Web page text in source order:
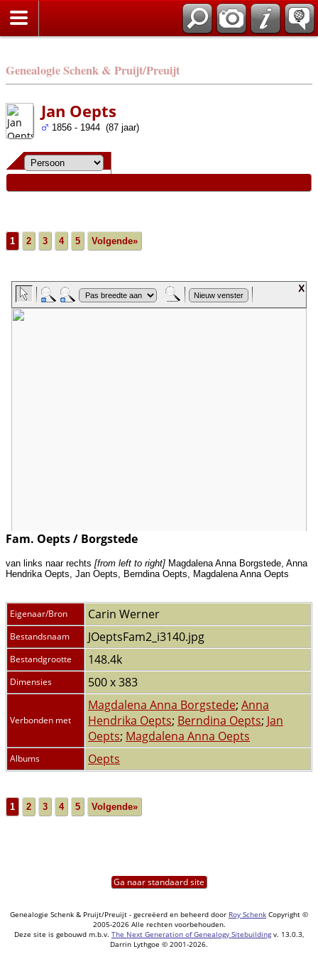
Genealogie Schenk & Pruijt/Preuijt
Jan Oepts
1856 - 1944 (87 jaar)
1 2 3 4 5 Volgende»
Fam. Oepts / Borgstede
van links naar rechts [from left to right] Magdalena Anna Borgstede, Anna
Hendrika Oepts, Jan Oepts, Berndina Oepts, Magdalena Anna Oepts
Eigenaar/Bron Carin Werner
Bestandsnaam JOeptsFam2_i3140.jpg
Bestandgrootte 148.4k
Dimensies 500 x 383
Verbonden met
Magdalena Anna Borgstede; Anna
Hendrika Oepts; Berndina Oepts; Jan
Oepts; Magdalena Anna Oepts
Albums Oepts
1 2 3 4 5 Volgende»
Ga naar standaard site
Genealogie Schenk & Pruijt/Preuijt - gecreëerd en beheerd door Roy Schenk Copyright ©
2005-2026 Alle rechten voorbehouden.
Deze site is gebouwd m.b.v. The Next Generation of Genealogy Sitebuildingv. 13.0.3,
Darrin Lythgoe © 2001-2026.